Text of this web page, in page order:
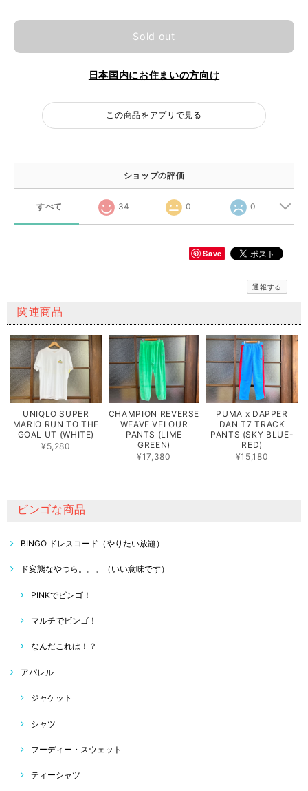
Sold out
日本国内にお住まいの方向け
この商品をアプリで見る
ショップの評価
すべて 34 0 0
Save
通報する
関連商品
UNIQLO SUPER
MARIO RUN TO THE
GOAL UT (WHITE)
¥5,280
CHAMPION REVERSE
WEAVE VELOUR
PANTS (LIME
GREEN)
¥17,380
PUMA x DAPPER
DAN T7 TRACK
PANTS (SKY BLUE-
RED)
¥15,180
ビンゴな商品
BINGO ドレスコード（やりたい放題）
ド変態なやつら。。。（いい意味です）
PINKでビンゴ！
マルチでビンゴ！
なんだこれは！？
アパレル
ジャケット
シャツ
フーディー・スウェット
ティーシャツ